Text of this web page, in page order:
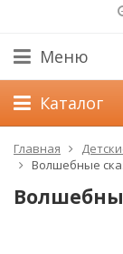
Меню
Каталог
Главная
Волшебные